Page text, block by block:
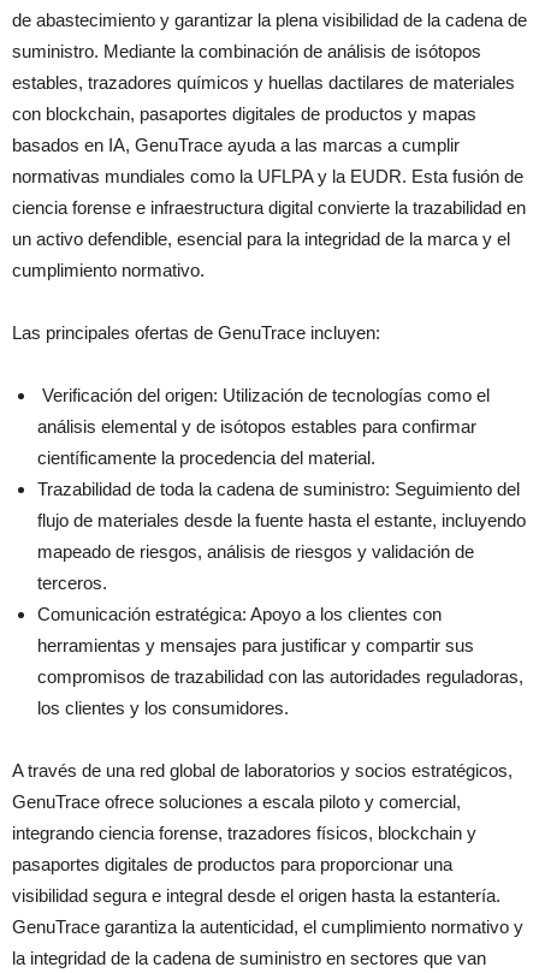
de abastecimiento y garantizar la plena visibilidad de la cadena de
suministro. Mediante la combinación de análisis de isótopos
estables, trazadores químicos y huellas dactilares de materiales
con blockchain, pasaportes digitales de productos y mapas
basados en IA, GenuTrace ayuda a las marcas a cumplir
normativas mundiales como la UFLPA y la EUDR. Esta fusión de
ciencia forense e infraestructura digital convierte la trazabilidad en
un activo defendible, esencial para la integridad de la marca y el
cumplimiento normativo.
Las principales ofertas de GenuTrace incluyen:
Verificación del origen: Utilización de tecnologías como el
análisis elemental y de isótopos estables para confirmar
científicamente la procedencia del material.
Trazabilidad de toda la cadena de suministro: Seguimiento del
flujo de materiales desde la fuente hasta el estante, incluyendo
mapeado de riesgos, análisis de riesgos y validación de
terceros.
Comunicación estratégica: Apoyo a los clientes con
herramientas y mensajes para justificar y compartir sus
compromisos de trazabilidad con las autoridades reguladoras,
los clientes y los consumidores.
A través de una red global de laboratorios y socios estratégicos,
GenuTrace ofrece soluciones a escala piloto y comercial,
integrando ciencia forense, trazadores físicos, blockchain y
pasaportes digitales de productos para proporcionar una
visibilidad segura e integral desde el origen hasta la estantería.
GenuTrace garantiza la autenticidad, el cumplimiento normativo y
la integridad de la cadena de suministro en sectores que van